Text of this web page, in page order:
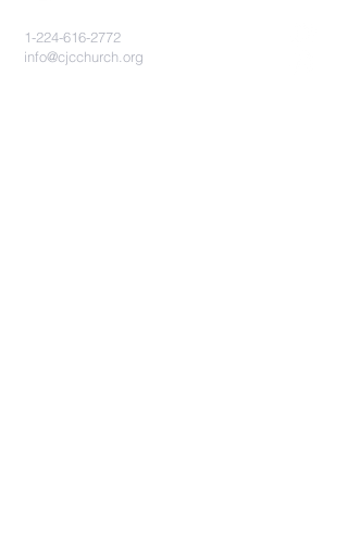
1-224-616-2772
info@cjcchurch.org